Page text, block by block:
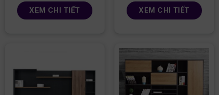
XEM CHI TIẾT XEM CHI TIẾT